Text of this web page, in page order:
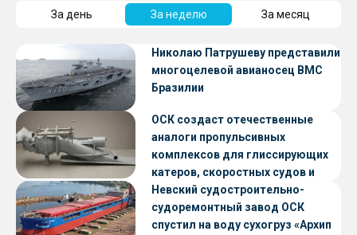
За день За неделю За месяц
Николаю Патрушеву представили
многоцелевой авианосец ВМС
Бразилии
ОСК создаст отечественные
аналоги пропульсивных
комплексов для глиссирующих
катеров, скоростных судов и
судов с малой осадкой
Невский судостроительно-
судоремонтный завод ОСК
спустил на воду сухогруз «Архип